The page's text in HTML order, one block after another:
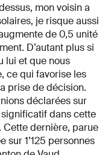
mon voisin a
je risque aussi
de 0,5 unité
D’autant plus si
lui et que nous
ce qui favorise les
prise de décision.
déclarées sur
significatif dans cette
Cette dernière, parue
sur 1’125 personnes